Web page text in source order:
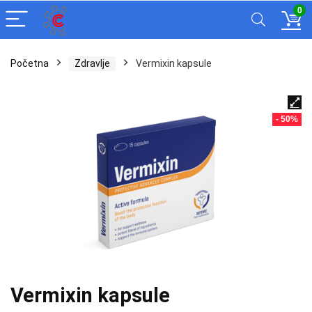
0
Početna Zdravlje Vermixin kapsule
- 50%
Vermixin kapsule